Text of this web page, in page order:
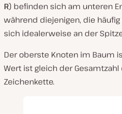
R) befinden sich am unteren
während diejenigen, die häufig
sich idealerweise an der
Der oberste Knoten im Baum
Wert ist gleich der
Zeichenkette.